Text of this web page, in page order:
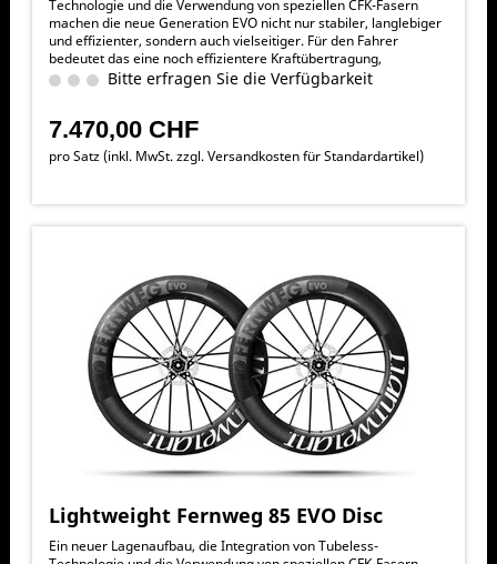
Technologie und die Verwendung von speziellen CFK-Fasern
machen die neue Generation EVO nicht nur stabiler, langlebiger
und effizienter, sondern auch vielseitiger. Für den Fahrer
bedeutet das eine noch effizientere Kraftübertragung,
exzellentes Handling, verbesserte Rolleigenschaften, präzisere
und sicherere Bremsperformance und vor allem mehr Speed.
erhöht werden – lange Ausfahrten werden somit noch
effizienter.
Bitte erfragen Sie die Verfügbarkeit
7.470,00 CHF
pro Satz (inkl. MwSt. zzgl.Versandkosten für Standardartikel)
Lightweight Fernweg 85 EVO Disc
Ein neuer Lagenaufbau, die Integration von Tubeless-